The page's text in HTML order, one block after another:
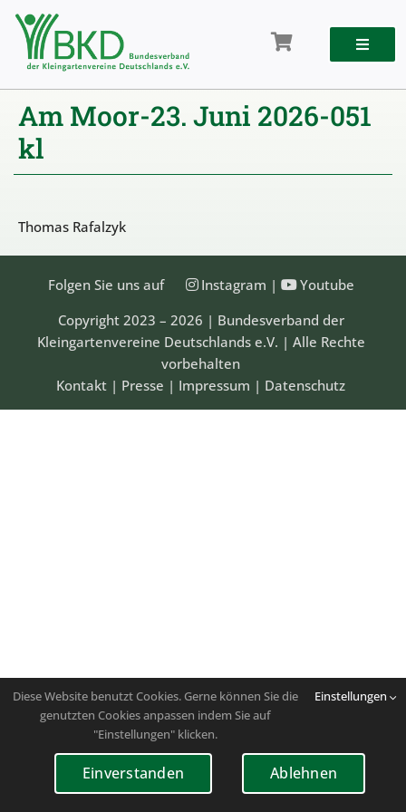
Zum
Inhalt
springen
Am Moor-23. Juni 2026-051
kl
Thomas Rafalzyk
Folgen Sie uns auf Instagram |
Youtube
Copyright 2023 – 2026 | Bundesverband der
Kleingartenvereine Deutschlands e.V. | Alle Rechte
vorbehalten
Kontakt | Presse | Impressum | Datenschutz
Diese Website benutzt Cookies. Gerne können Sie die
genutzten Cookies anpassen indem Sie auf
"Einstellungen" klicken.
Einstellungen
Einverstanden Ablehnen